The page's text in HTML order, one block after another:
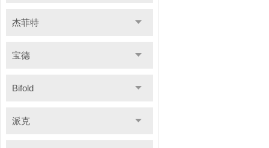
杰菲特
宝德
Bifold
派克